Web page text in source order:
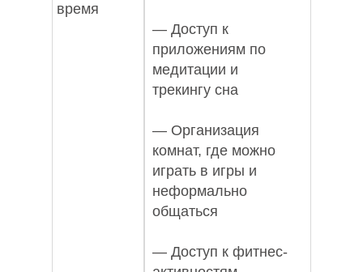
время
— Доступ к
приложениям по
медитации и
трекингу сна
— Организация
комнат, где можно
играть в игры и
неформально
общаться
— Доступ к фитнес-